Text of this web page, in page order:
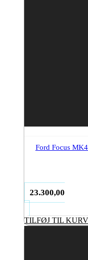
Ford Focus
23.300,00
TILFØJ TIL KURV